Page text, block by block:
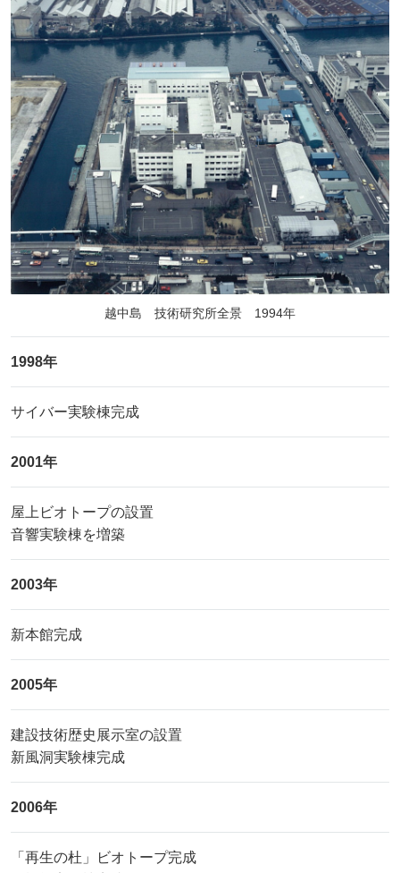
越中島 技術研究所全景 1994年
1998年
サイバー実験棟完成
2001年
屋上ビオトープの設置
音響実験棟を増築
2003年
新本館完成
2005年
建設技術歴史展示室の設置
新風洞実験棟完成
2006年
「再生の杜」ビオトープ完成